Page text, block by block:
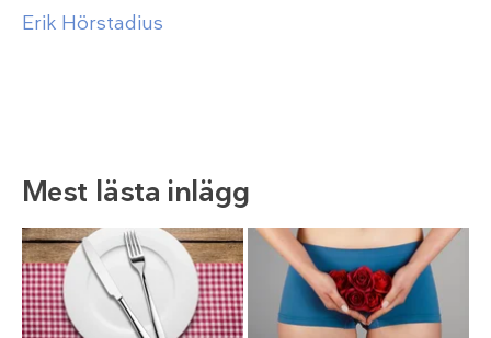
Erik Hörstadius
Mest lästa inlägg